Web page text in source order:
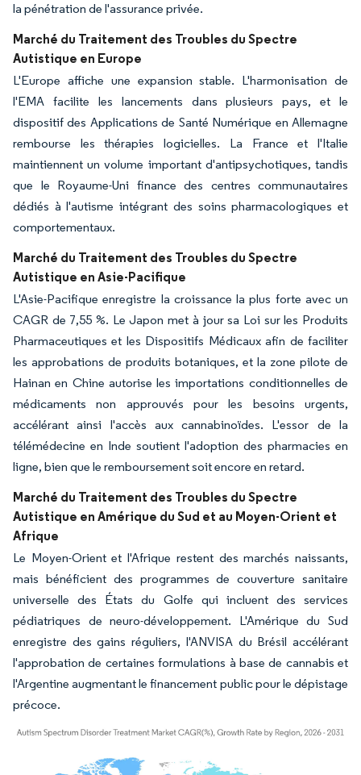
la pénétration de l'assurance privée.
Marché du Traitement des Troubles du Spectre
Autistique en Europe
L'Europe affiche une expansion stable. L'harmonisation de
l'EMA facilite les lancements dans plusieurs pays, et le
dispositif des Applications de Santé Numérique en Allemagne
rembourse les thérapies logicielles. La France et l'Italie
maintiennent un volume important d'antipsychotiques, tandis
que le Royaume-Uni finance des centres communautaires
dédiés à l'autisme intégrant des soins pharmacologiques et
comportementaux.
Marché du Traitement des Troubles du Spectre
Autistique en Asie-Pacifique
L'Asie-Pacifique enregistre la croissance la plus forte avec un
CAGR de 7,55 %. Le Japon met à jour sa Loi sur les Produits
Pharmaceutiques et les Dispositifs Médicaux afin de faciliter
les approbations de produits botaniques, et la zone pilote de
Hainan en Chine autorise les importations conditionnelles de
médicaments non approuvés pour les besoins urgents,
accélérant ainsi l'accès aux cannabinoïdes. L'essor de la
télémédecine en Inde soutient l'adoption des pharmacies en
ligne, bien que le remboursement soit encore en retard.
Marché du Traitement des Troubles du Spectre
Autistique en Amérique du Sud et au Moyen-Orient et
Afrique
Le Moyen-Orient et l'Afrique restent des marchés naissants,
mais bénéficient des programmes de couverture sanitaire
universelle des États du Golfe qui incluent des services
pédiatriques de neuro-développement. L'Amérique du Sud
enregistre des gains réguliers, l'ANVISA du Brésil accélérant
l'approbation de certaines formulations à base de cannabis et
l'Argentine augmentant le financement public pour le dépistage
précoce.